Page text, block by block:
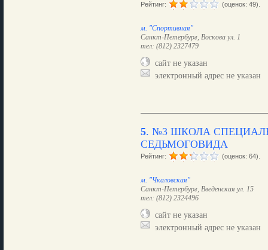
Рейтинг: (оценок: 49).
м. "Спортивная"
Санкт-Петербург, Воскова ул. 1
тел: (812) 2327479
сайт не указан
электронный адрес не указан
5. №3 ШКОЛА
СЕДЬМОГОВИДА
Рейтинг: (оценок: 64).
м. "Чкаловская"
Санкт-Петербург, Введенская ул. 15
тел: (812) 2324496
сайт не указан
электронный адрес не указан